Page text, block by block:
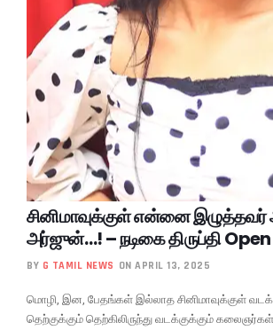
சினிமாவுக்குள் என்னை இழுத்தவர்
அர்ஜுன்…! – நடிகை திருப்தி
BY G TAMIL NEWS ON APRIL 13, 2025
மொழி, இன, பேதங்கள் இல்லாத சினிமாவுக்குள்
தெற்குக்கும் தெற்கிலிருந்து வடக்குக்கும் கலைஞர்கள்